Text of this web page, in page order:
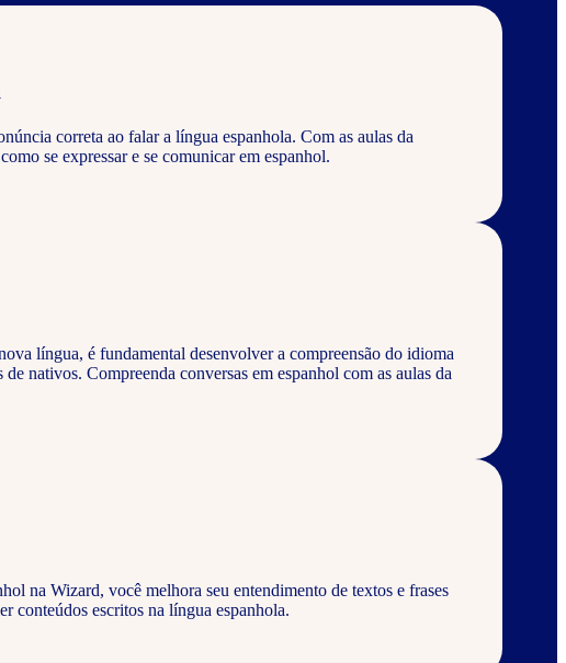
correta ao falar a língua espanhola. Com as aulas da
se expressar e se comunicar em espanhol.
língua, é fundamental desenvolver a compreensão do idioma
nativos. Compreenda conversas em espanhol com as aulas da
na Wizard, você melhora seu entendimento de textos e frases
conteúdos escritos na língua espanhola.